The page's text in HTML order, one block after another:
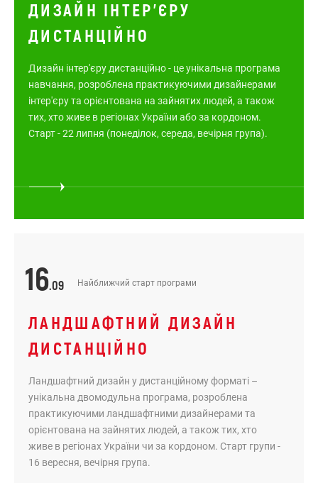
ДИЗАЙН ІНТЕР'ЄРУ
ДИСТАНЦІЙНО
Дизайн інтер'єру дистанційно - це унікальна програма
навчання, розроблена практикуючими дизайнерами
інтер'єру та орієнтована на зайнятих людей, а також
тих, хто живе в регіонах України або за кордоном.
Старт - 22 липня (понеділок, середа, вечірня група).
16.09 Найближчий старт програми
ЛАНДШАФТНИЙ ДИЗАЙН
ДИСТАНЦІЙНО
Ландшафтний дизайн у дистанційному форматі –
унікальна двомодульна програма, розроблена
практикуючими ландшафтними дизайнерами та
орієнтована на зайнятих людей, а також тих, хто
живе в регіонах України чи за кордоном. Старт групи -
16 вересня, вечірня група.